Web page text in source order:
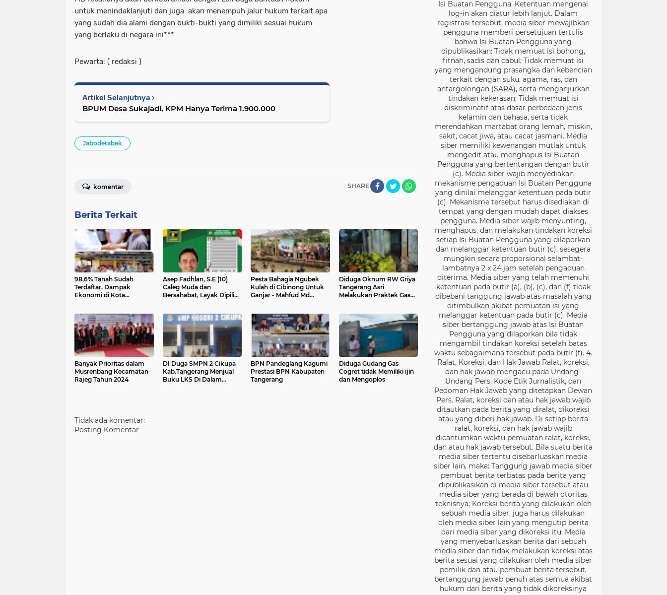
untuk menindaklanjuti dan juga akan menempuh jalur hukum terkait apa
yang sudah dia alami dengan bukti-bukti yang dimiliki sesuai hukum
yang berlaku di negara ini***
Pewarta: ( redaksi )
Artikel Selanjutnya
BPUM Desa Sukajadi, KPM Hanya Terima 1.900.000
Jabodetabek
SHARE
komentar
Berita Terkait
98,6% Tanah Sudah
Terdaftar, Dampak
Ekonomi di Kota
Asep Fadhlan, S.E (10)
Caleg Muda dan
Bersahabat, Layak Dipilih
dari PPP
Pesta Bahagia Ngubek
Kulah di Cibinong Untuk
Ganjar - Mahfud Md
Diduga Oknum RW Griya
Tangerang Asri
Melakukan Praktek Gas
Banyak Prioritas dalam
Musrenbang Kecamatan
Rajeg Tahun 2024
DI Duga SMPN 2 Cikupa
Kab.Tangerang Menjual
Buku LKS Di Dalam
BPN Pandeglang Kagumi
Prestasi BPN Kabupaten
Tangerang
Diduga Gudang Gas
Cogret tidak Memiliki ijin
dan Mengoplos
Tidak ada komentar:
Posting Komentar
Isi Buatan Pengguna. Ketentuan mengenai
log-in akan diatur lebih lanjut. Dalam
registrasi tersebut, media siber mewajibkan
pengguna memberi persetujuan tertulis
bahwa Isi Buatan Pengguna yang
dipublikasikan: Tidak memuat isi bohong,
fitnah, sadis dan cabul; Tidak memuat isi
yang mengandung prasangka dan kebencian
terkait dengan suku, agama, ras, dan
antargolongan (SARA), serta menganjurkan
tindakan kekerasan; Tidak memuat isi
diskriminatif atas dasar perbedaan jenis
kelamin dan bahasa, serta tidak
merendahkan martabat orang lemah, miskin,
sakit, cacat jiwa, atau cacat jasmani. Media
siber memiliki kewenangan mutlak untuk
mengedit atau menghapus Isi Buatan
Pengguna yang bertentangan dengan butir
(c). Media siber wajib menyediakan
mekanisme pengaduan Isi Buatan Pengguna
yang dinilai melanggar ketentuan pada butir
(c). Mekanisme tersebut harus disediakan di
tempat yang dengan mudah dapat diakses
pengguna. Media siber wajib menyunting,
menghapus, dan melakukan tindakan koreksi
setiap Isi Buatan Pengguna yang dilaporkan
dan melanggar ketentuan butir (c), sesegera
mungkin secara proporsional selambat-
lambatnya 2 x 24 jam setelah pengaduan
diterima. Media siber yang telah memenuhi
ketentuan pada butir (a), (b), (c), dan (f) tidak
dibebani tanggung jawab atas masalah yang
ditimbulkan akibat pemuatan isi yang
melanggar ketentuan pada butir (c). Media
siber bertanggung jawab atas Isi Buatan
Pengguna yang dilaporkan bila tidak
mengambil tindakan koreksi setelah batas
waktu sebagaimana tersebut pada butir (f). 4.
Ralat, Koreksi, dan Hak Jawab Ralat, koreksi,
dan hak jawab mengacu pada Undang-
Undang Pers, Kode Etik Jurnalistik, dan
Pedoman Hak Jawab yang ditetapkan Dewan
Pers. Ralat, koreksi dan atau hak jawab wajib
ditautkan pada berita yang diralat, dikoreksi
atau yang diberi hak jawab. Di setiap berita
ralat, koreksi, dan hak jawab wajib
dicantumkan waktu pemuatan ralat, koreksi,
dan atau hak jawab tersebut. Bila suatu berita
media siber tertentu disebarluaskan media
siber lain, maka: Tanggung jawab media siber
pembuat berita terbatas pada berita yang
dipublikasikan di media siber tersebut atau
media siber yang berada di bawah otoritas
teknisnya; Koreksi berita yang dilakukan oleh
sebuah media siber, juga harus dilakukan
oleh media siber lain yang mengutip berita
dari media siber yang dikoreksi itu; Media
yang menyebarluaskan berita dari sebuah
media siber dan tidak melakukan koreksi atas
berita sesuai yang dilakukan oleh media siber
pemilik dan atau pembuat berita tersebut,
bertanggung jawab penuh atas semua akibat
hukum dari berita yang tidak dikoreksinya